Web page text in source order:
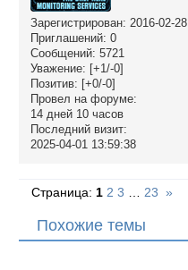
Зарегистрирован: 2016-02-28
Приглашений: 0
Сообщений: 5721
Уважение: [+1/-0]
Позитив: [+0/-0]
Провел на форуме:
14 дней 10 часов
Последний визит:
2025-04-01 13:59:38
Страница: 1 2 3 23 »
Похожие темы